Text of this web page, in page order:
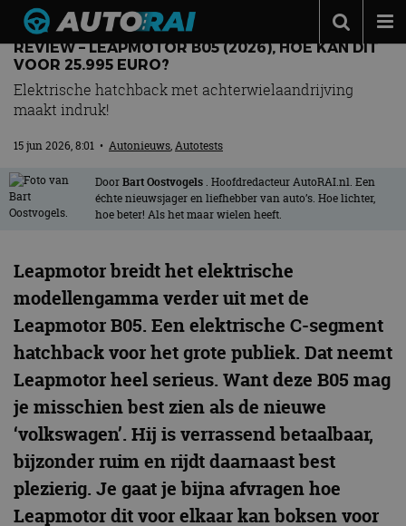
Autonieuws
Podcast
Adverteren
MotorRAI.nl
REVIEW – LEAPMOTOR B05 (2026), HOE KAN DIT
VOOR 25.995 EURO?
Elektrische hatchback met achterwielaandrijving
maakt indruk!
15 jun 2026, 8:01 • Autonieuws,Autotests
DoorBart Oostvogels . Hoofdredacteur AutoRAI.nl. Een
échte nieuwsjager en liefhebber van auto’s. Hoe lichter,
hoe beter! Als het maar wielen heeft.
Leapmotor breidt het elektrische
modellengamma verder uit met de
Leapmotor B05. Een elektrische C-segment
hatchback voor het grote publiek. Dat neemt
Leapmotor heel serieus. Want deze B05 mag
je misschien best zien als de nieuwe
‘volkswagen’. Hij is verrassend betaalbaar,
bijzonder ruim en rijdt daarnaast best
plezierig. Je gaat je bijna afvragen hoe
Leapmotor dit voor elkaar kan boksen voor